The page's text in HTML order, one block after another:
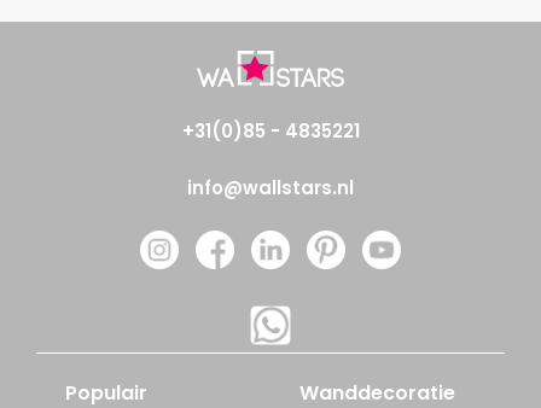
+31(0)85 - 4835221
info@wallstars.nl
Populair Wanddecoratie